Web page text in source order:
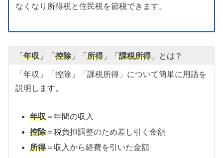
なくなり所得税と住民税を節税できます。
「 年収」「 控除」「 所得」「 課税所得」とは？
「年収」「控除」「課税所得」について簡単に用語を
説明します。
年収＝年間の収入
控除＝税負担調整のため差し引く金額
所得＝収入から経費を引いた金額